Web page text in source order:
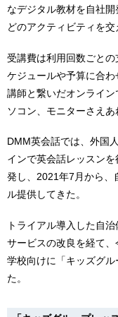
なデジタル教材を自社
どのアクティビティを
受講費は利用回数ごと
ケジュールや予算に合
講師と繋いだオンライ
ソコン、モニターさえあ
DMM英会話では、外国
インで英会話レッスン
発し、2021年7月から、
ル提供してきた。
トライアル導入した自
サービスの改良を経て
学校向けに「キッズグ
た。